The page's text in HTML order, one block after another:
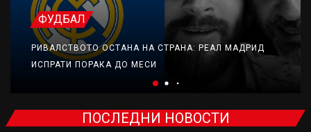
ФУДБАЛ
РИВАЛСТВОТО ОСТАНА НА СТРАНА: РЕАЛ МАДРИД
ИСПРАТИ ПОРАКА ДО МЕСИ
ПОСЛЕДНИ НОВОСТИ